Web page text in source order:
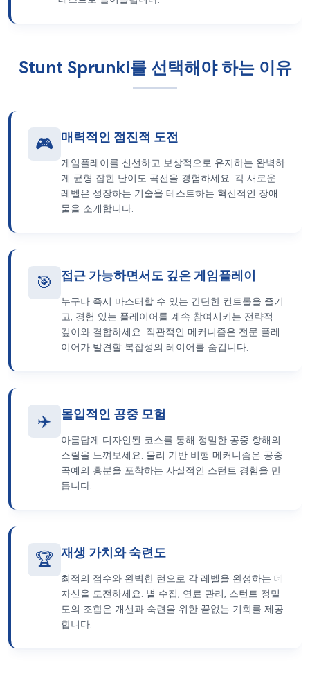
Stunt Sprunki를 선택해야 하는 이유
🎮 매력적인 점진적 도전
게임플레이를 신선하고 보상적으로 유지하는 완벽하
게 균형 잡힌 난이도 곡선을 경험하세요. 각 새로운
레벨은 성장하는 기술을 테스트하는 혁신적인 장애
물을 소개합니다.
🎯 접근 가능하면서도 깊은 게임플레이
누구나 즉시 마스터할 수 있는 간단한 컨트롤을 즐기
고, 경험 있는 플레이어를 계속 참여시키는 전략적
깊이와 결합하세요. 직관적인 메커니즘은 전문 플레
이어가 발견할 복잡성의 레이어를 숨깁니다.
✈️ 몰입적인 공중 모험
아름답게 디자인된 코스를 통해 정밀한 공중 항해의
스릴을 느껴보세요. 물리 기반 비행 메커니즘은 공중
곡예의 흥분을 포착하는 사실적인 스턴트 경험을 만
듭니다.
🏆 재생 가치와 숙련도
최적의 점수와 완벽한 런으로 각 레벨을 완성하는 데
자신을 도전하세요. 별 수집, 연료 관리, 스턴트 정밀
도의 조합은 개선과 숙련을 위한 끝없는 기회를 제공
합니다.